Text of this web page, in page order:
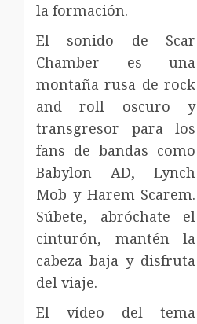
la formación.
El sonido de Scar
Chamber es una
montaña rusa de rock
and roll oscuro y
transgresor para los
fans de bandas como
Babylon AD, Lynch
Mob y Harem Scarem.
Súbete, abróchate el
cinturón, mantén la
cabeza baja y disfruta
del viaje.
El vídeo del tema